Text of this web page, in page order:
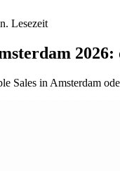
Lesezeit
Sales in Amsterdam